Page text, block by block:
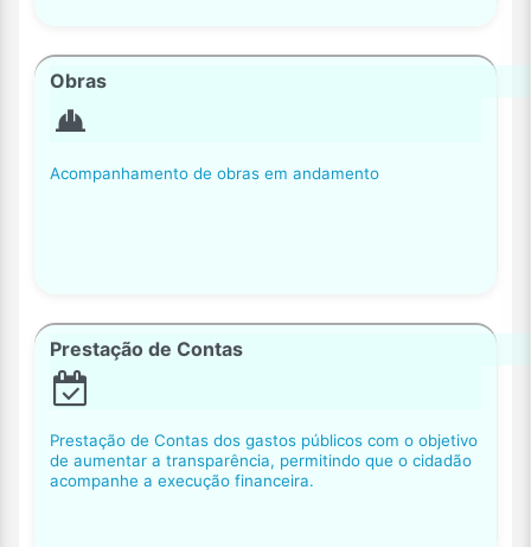
Obras
Acompanhamento de obras em andamento
Prestação de Contas
Prestação de Contas dos gastos públicos com o objetivo
de aumentar a transparência, permitindo que o cidadão
acompanhe a execução financeira.